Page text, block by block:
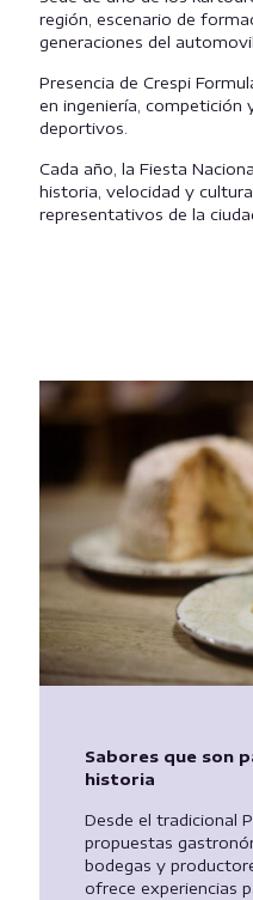
región, escenario de
generaciones del
Presencia de Crespi
en ingeniería, competición
deportivos.
Cada año, la Fiesta
historia, velocidad y
representativos de la
Sabores que son
historia
Desde el tradicional
propuestas
bodegas y
ofrece experiencias